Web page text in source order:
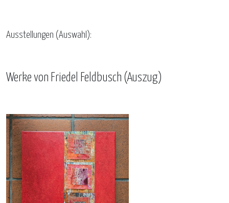
Ausstellungen (Auswahl):
Werke von Friedel Feldbusch (Auszug)